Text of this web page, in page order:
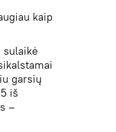
kaip
sulaikė
garsių
iš
–